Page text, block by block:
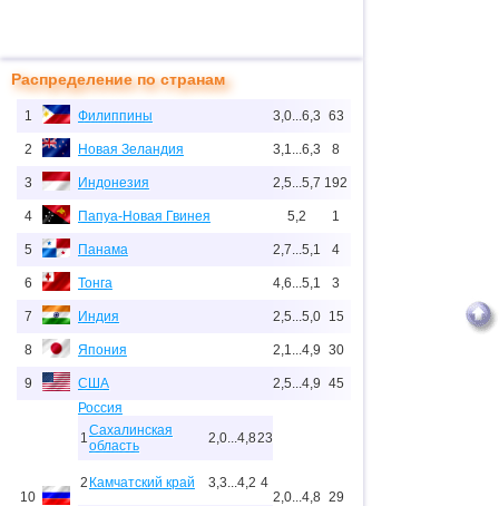
Распределение по странам
1 Филиппины 3,0...6,3 63
2 Новая Зеландия 3,1...6,3 8
3 Индонезия 2,5...5,7 192
4 Папуа-Новая Гвинея 5,2 1
5 Панама 2,7...5,1 4
6 Тонга 4,6...5,1 3
7 Индия 2,5...5,0 15
8 Япония 2,1...4,9 30
9 США 2,5...4,9 45
10
Россия
1Сахалинская
область
2,0...4,823
2 Камчатский край 3,3...4,2 4
2,0...4,8 29